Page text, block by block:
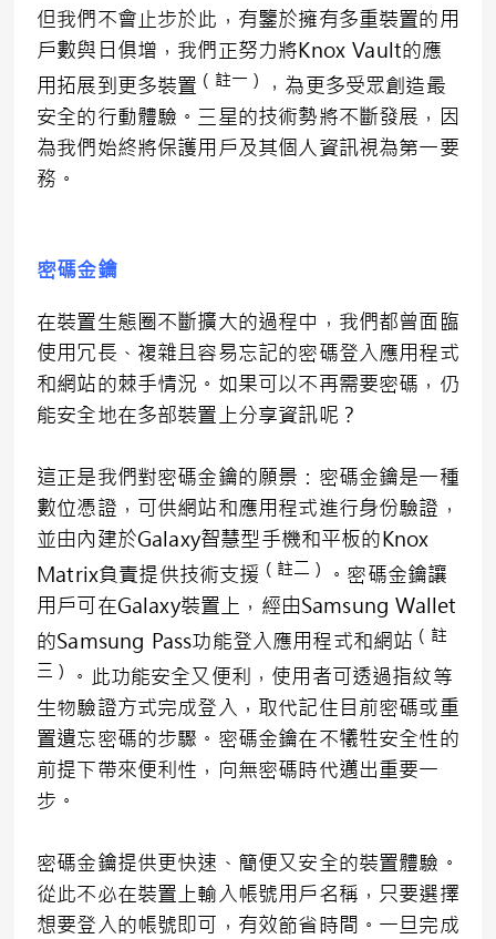
但我們不會止步於此，有鑒於擁有多重裝置的用
戶數與日俱增，我們正努力將Knox Vault的應
用拓展到更多裝置 （註一）
，為更多受眾創造最
安全的行動體驗。三星的技術勢將不斷發展，因
為我們始終將保護用戶及其個人資訊視為第一要
務。
密碼金鑰
在裝置生態圈不斷擴大的過程中，我們都曾面臨
使用冗長、複雜且容易忘記的密碼登入應用程式
和網站的棘手情況。如果可以不再需要密碼，仍
能安全地在多部裝置上分享資訊呢？
這正是我們對密碼金鑰的願景：密碼金鑰是一種
數位憑證，可供網站和應用程式進行身份驗證，
並由內建於Galaxy智慧型手機和平板的Knox
Matrix負責提供技術支援 （註二）
。密碼金鑰讓
用戶可在Galaxy裝置上，經由Samsung Wallet
的Samsung Pass功能登入應用程式和網站 （註
三）
。此功能安全又便利，使用者可透過指紋等
生物驗證方式完成登入，取代記住目前密碼或重
置遺忘密碼的步驟。密碼金鑰在不犧牲安全性的
前提下帶來便利性，向無密碼時代邁出重要一
步。
密碼金鑰提供更快速、簡便又安全的裝置體驗。
從此不必在裝置上輸入帳號用戶名稱，只要選擇
想要登入的帳號即可，有效節省時間。一旦完成